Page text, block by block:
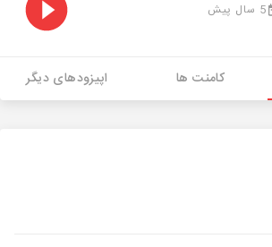
5 سال پیش
کامنت ها اپیزودهای دیگر